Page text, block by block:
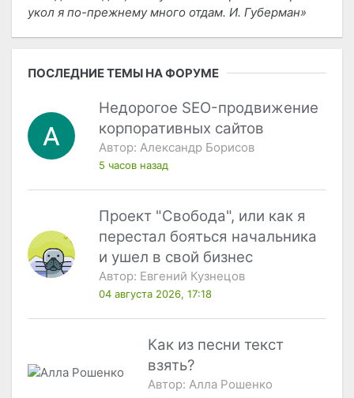
укол я по-прежнему много отдам. И. Губерман
ПОСЛЕДНИЕ ТЕМЫ НА ФОРУМЕ
Недорогое SEO-продвижение
корпоративных сайтов
Автор: Александр Борисов
5 часов назад
Проект "Свобода", или как я
перестал бояться начальника
и ушел в свой бизнес
Автор: Евгений Кузнецов
04 августа 2026, 17:18
Как из песни текст
взять?
Автор: Алла Рошенко